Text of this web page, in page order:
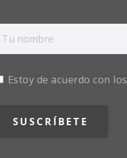
Estoy de acuerdo con los